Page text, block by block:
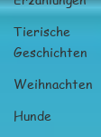
Tierische
Geschichten
Weihnachten
Hunde